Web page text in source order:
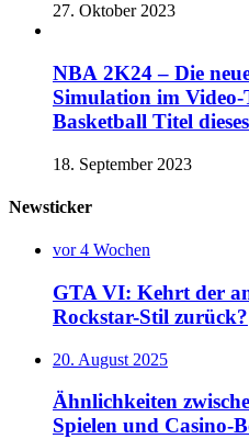
27. Oktober 2023
NBA 2K24 – Die
Simulation im
Basketball Titel
18. September 2023
Newsticker
vor 4 Wochen
GTA VI: Kehrt der
Rockstar-Stil zurück?
20. August 2025
Ähnlichkeiten
Spielen und